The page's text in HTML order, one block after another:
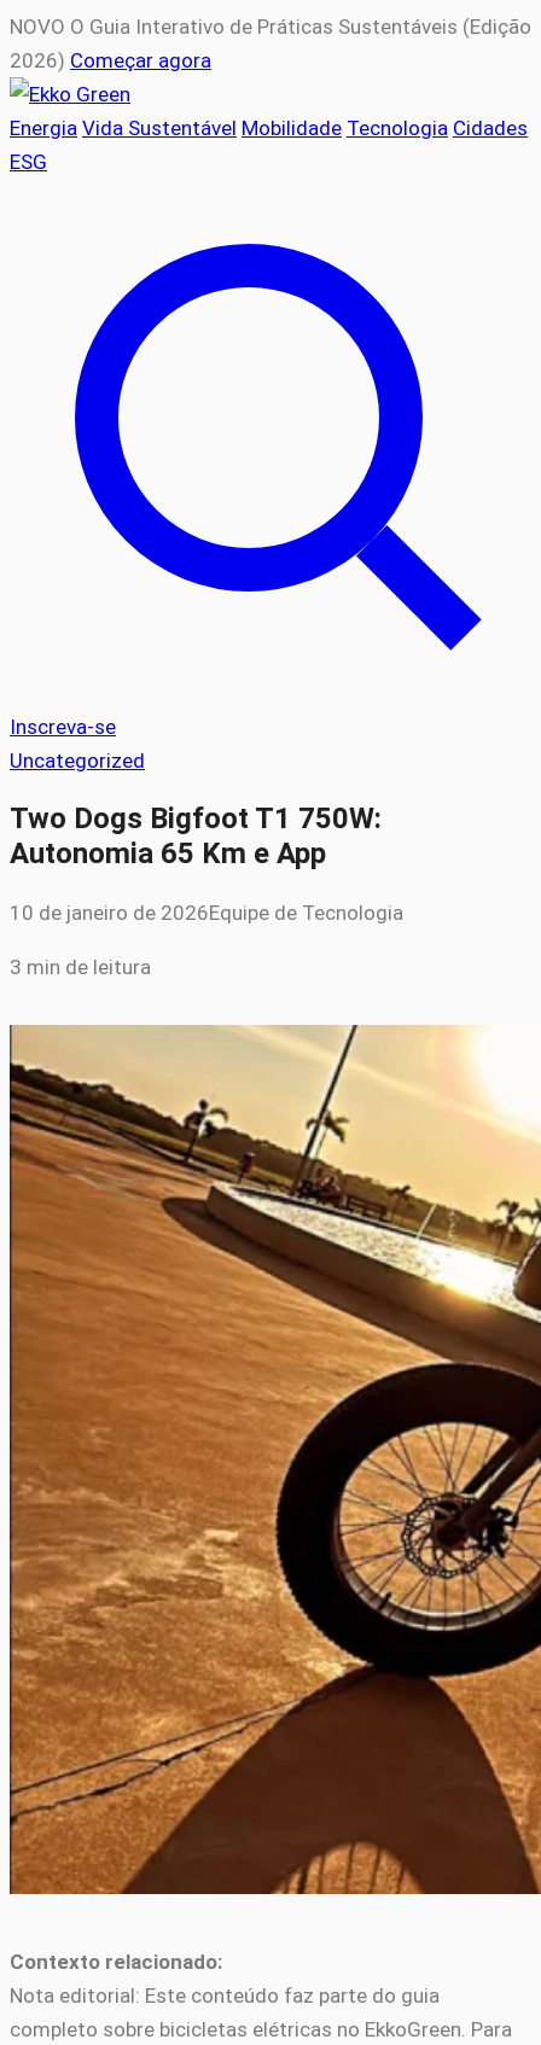
NOVO O Guia Interativo de Práticas Sustentáveis (Edição
2026) Começar agora
Energia Vida Sustentável Mobilidade Tecnologia Cidades
ESG
Inscreva-se
Uncategorized
Two Dogs Bigfoot T1 750W:
Autonomia 65 Km e App
10 de janeiro de 2026Equipe de Tecnologia
3 min de leitura
Contexto relacionado:
Nota editorial: Este conteúdo faz parte do guia
completo sobre bicicletas elétricas no EkkoGreen. Para